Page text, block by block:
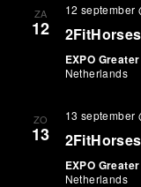
ZA
12
12 september
EXPO
Netherlands
ZO
13
13 september
EXPO
Netherlands